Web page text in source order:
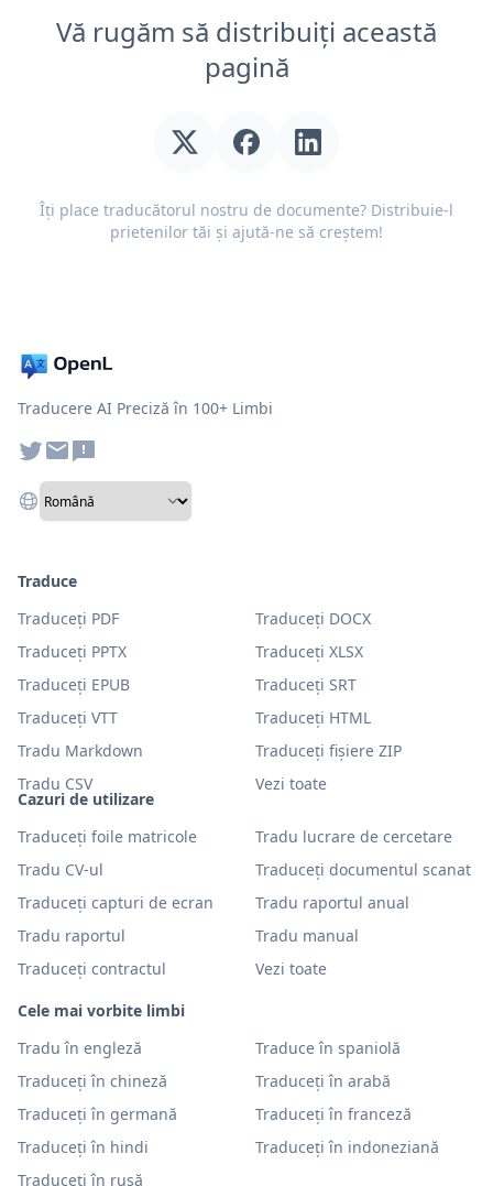
Vă rugăm să distribuiți această
pagină
Îți place traducătorul nostru de documente? Distribuie-l
prietenilor tăi și ajută-ne să creștem!
Traducere AI Preciză în 100+ Limbi
Cazuri de utilizare
Traduceți foile matricole
Tradu lucrare de cercetare
Tradu CV-ul
Traduceți documentul scanat
Traduceți capturi de ecran
Tradu raportul anual
Tradu raportul
Tradu manual
Traduceți contractul
Vezi toate
Cele mai vorbite limbi
Tradu în engleză
Traduce în spaniolă
Traduceți în chineză
Traduceți în arabă
Traduceți în germană
Traduceți în franceză
Traduceți în hindi
Traduceți în indoneziană
Traduceți în rusă
Traduce
Traduceți PDF
Traduceți DOCX
Traduceți PPTX
Traduceți XLSX
Traduceți EPUB
Traduceți SRT
Traduceți VTT
Traduceți HTML
Tradu Markdown
Traduceți fișiere ZIP
Tradu CSV
Vezi toate